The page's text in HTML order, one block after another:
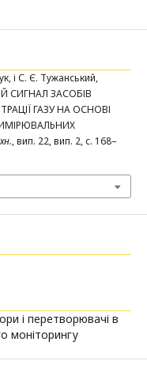
і С. Є. Тужанський,
СИГНАЛ ЗАСОБІВ
ГАЗУ НА ОСНОВІ
, вип. 22, вип. 2, с. 168–
і перетворювачі в
моніторингу